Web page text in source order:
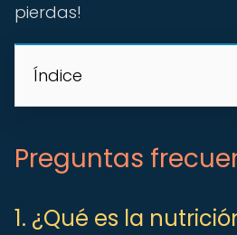
pierdas!
Índice
Preguntas
1. ¿Qué es la